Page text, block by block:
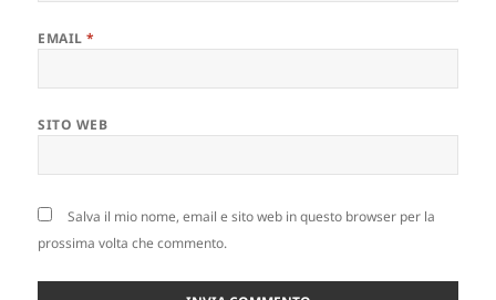
EMAIL*
SITO WEB
Salva il mio nome, email e sito web in questo browser per la
prossima volta che commento.